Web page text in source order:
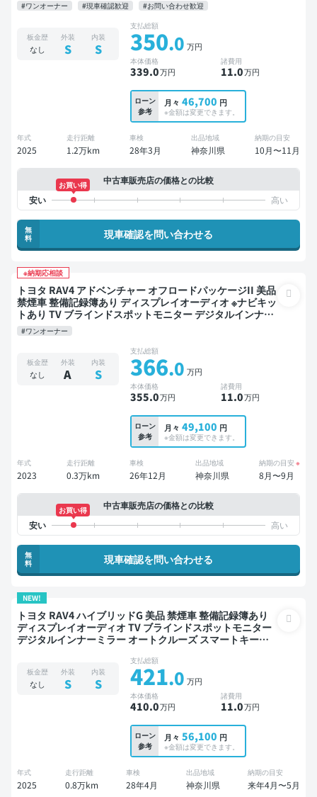
#ワンオーナー #現車確認歓迎 #お問い合わせ歓迎
板金歴
なし
外装
S
内装
S
支払総額
350.0 万円
本体価格
339.0万円
諸費用
11.0万円
ローン
参考
月々 46,700 円
※金額は変更できます。
年式
2025
走行距離
1.2万km
車検
28年3月
出品地域
神奈川県
納期の目安
10月〜11月
中古車販売店の価格との比較
お買い得
無
料
現車確認を問い合わせる
※納期応相談
トヨタ RAV4 アドベンチャー オフロードパッケージII 美品
禁煙車 整備記録簿あり ディスプレイオーディオ ※ナビキッ
トあり TV ブラインドスポットモニター デジタルインナー
ミラー オートクルーズ スマートキー ETC バックモニター
ドライブレコーダー 衝突軽減
#ワンオーナー
板金歴
なし
外装
A
内装
S
支払総額
366.0 万円
本体価格
355.0万円
諸費用
11.0万円
ローン
参考
月々 49,100 円
※金額は変更できます。
年式
2023
走行距離
0.3万km
車検
26年12月
出品地域
神奈川県
納期の目安 ※
8月〜9月
中古車販売店の価格との比較
お買い得
無
料
現車確認を問い合わせる
NEW!
トヨタ RAV4 ハイブリッドG 美品 禁煙車 整備記録簿あり
ディスプレイオーディオ TV ブラインドスポットモニター
デジタルインナーミラー オートクルーズ スマートキー
板金歴
なし
外装
S
内装
S
支払総額
421.0 万円
本体価格
410.0万円
諸費用
11.0万円
ローン
参考
月々 56,100 円
※金額は変更できます。
年式
2025
走行距離
0.8万km
車検
28年4月
出品地域
神奈川県
納期の目安
来年4月〜5月